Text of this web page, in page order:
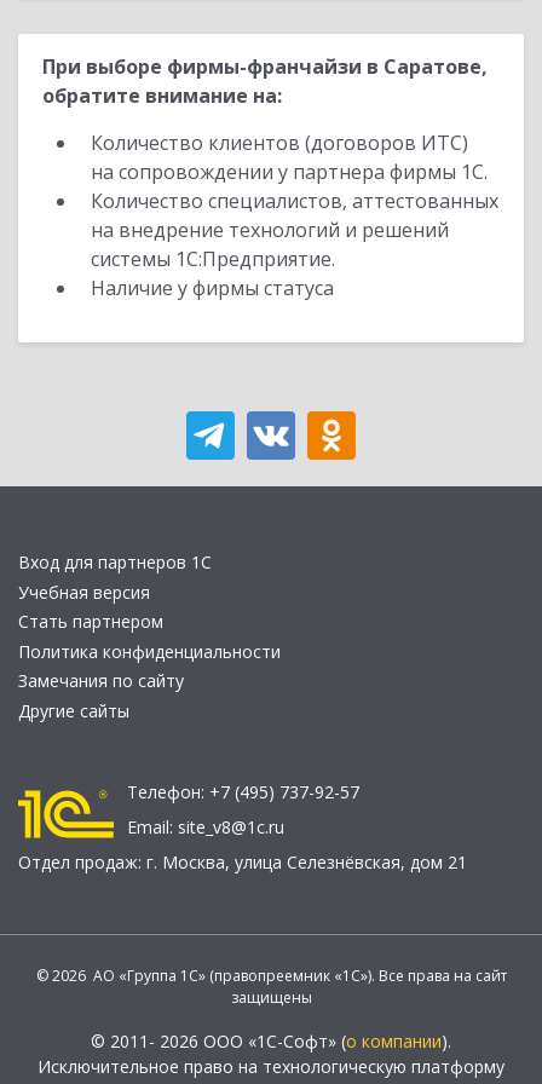
При выборе фирмы-франчайзи в Саратове,
обратите внимание на:
Количество клиентов (договоров ИТС)
на сопровождении у партнера фирмы 1С.
Количество специалистов, аттестованных
на внедрение технологий и решений
системы 1С:Предприятие.
Наличие у фирмы статуса
Вход для партнеров 1С
Учебная версия
Стать партнером
Политика конфиденциальности
Замечания по сайту
Другие сайты
Телефон: +7 (495) 737-92-57
Email: site_v8@1c.ru
Отдел продаж: г. Москва, улица Селезнёвская, дом 21
© 2026 АО «Группа 1С» (правопреемник «1С»). Все права на сайт
защищены
© 2011- 2026 ООО «1С-Софт» (о компании).
Исключительное право на технологическую платформу